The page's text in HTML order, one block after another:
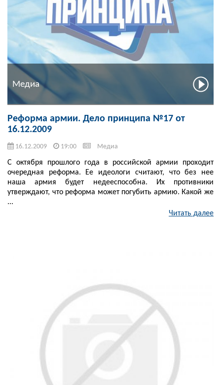
Медиа
Реформа армии. Дело принципа №17 от
16.12.2009
16.12.2009 19:00 Медиа
С октября прошлого года в российской армии проходит
очередная реформа. Ее идеологи считают, что без нее
наша армия будет недееспособна. Их противники
утверждают, что реформа может погубить армию. Какой же
...
Читать далее